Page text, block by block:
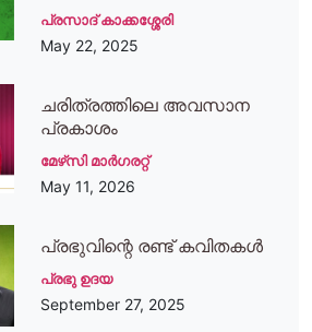
പ്രസാദ് കാക്കശ്ശേരി
May 22, 2025
ചരിത്രത്തിലെ അവസാന
പ്രകാശം
മേഴ്‌സി മാര്‍ഗരറ്റ്‌
May 11, 2026
പ്രഭുവിന്റെ രണ്ട് കവിതകള്‍
പ്രഭു ഉദയ
September 27, 2025